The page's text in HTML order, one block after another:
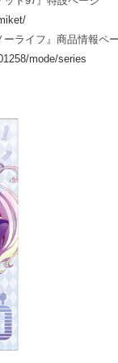
ライフ』商品情報ペ
mode/series